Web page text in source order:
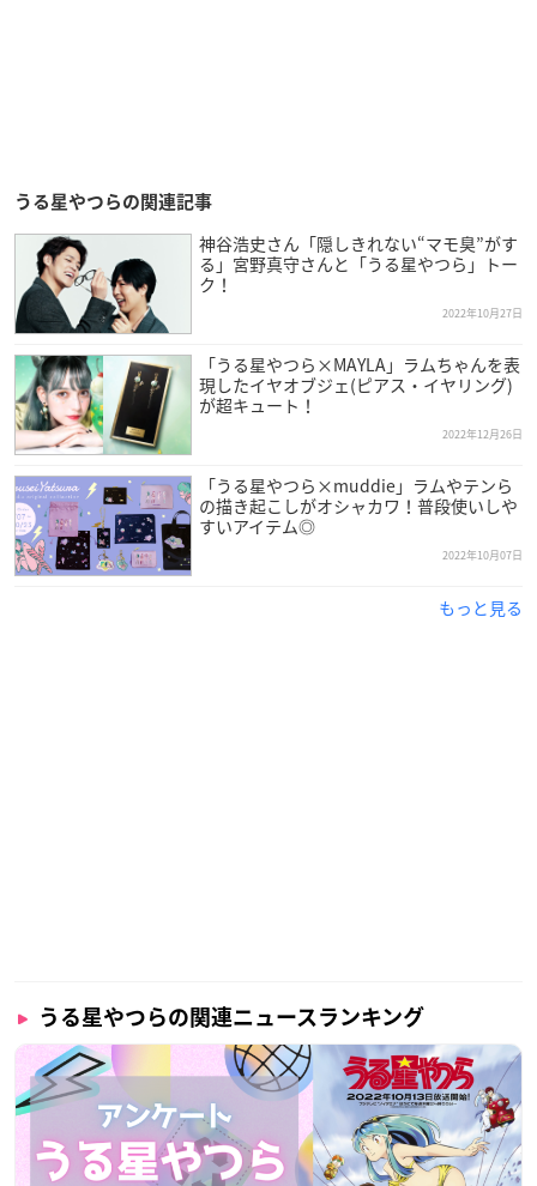
うる星やつらの関連記事
神谷浩史さん「隠しきれない“マモ臭”がす
る」宮野真守さんと「うる星やつら」トー
ク！
2022年10月27日
「うる星やつら×MAYLA」ラムちゃんを表
現したイヤオブジェ(ピアス・イヤリング)
が超キュート！
2022年12月26日
「うる星やつら×muddie」ラムやテンら
の描き起こしがオシャカワ！普段使いしや
すいアイテム◎
2022年10月07日
もっと見る
うる星やつらの関連ニュースランキング